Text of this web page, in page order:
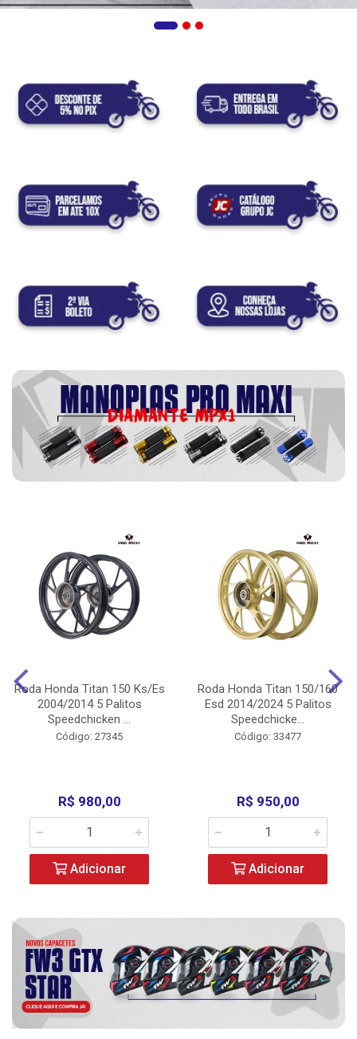
Roda Honda Titan 150 Ks/Es
2004/2014 5 Palitos
Speedchicken ...
Código: 27345
R$ 980,00
Adicionar
Roda Honda Titan 150/160
Esd 2014/2024 5 Palitos
Speedchicke...
Código: 33477
R$ 950,00
Adicionar